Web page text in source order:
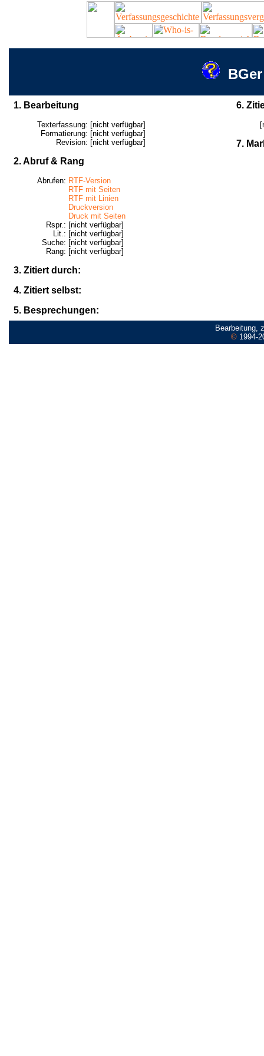
1. Bearbeitung
Texterfassung: [nicht verfügbar]
Formatierung: [nicht verfügbar]
Revision: [nicht verfügbar]
2. Abruf & Rang
Abrufen: RTF-Version
RTF mit Seiten
RTF mit Linien
Druckversion
Druck mit Seiten
Rspr.: [nicht verfügbar]
Lit.: [nicht verfügbar]
Suche: [nicht verfügbar]
Rang: [nicht verfügbar]
3. Zitiert durch:
4. Zitiert selbst:
5. Besprechungen:
6.
7.
Bearbeitung,
©1994-